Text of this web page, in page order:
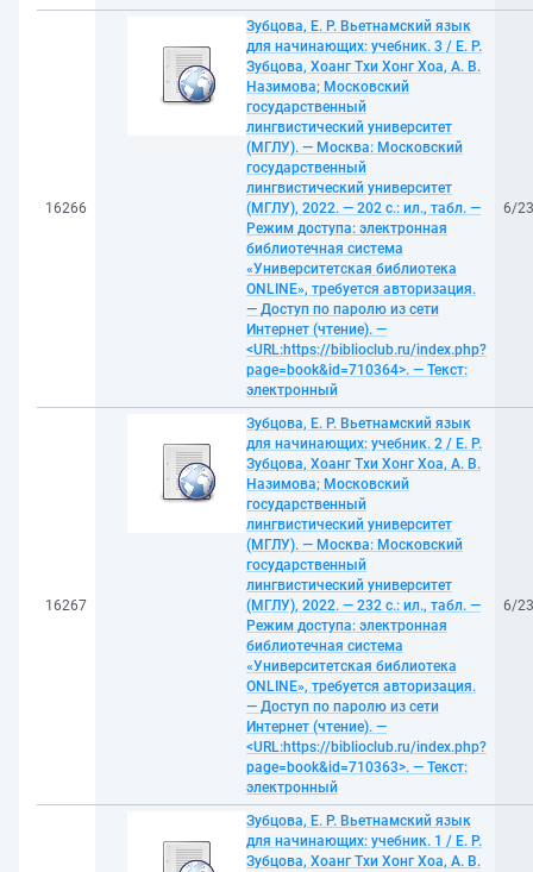
16266
Зубцова, Е. Р. Вьетнамский язык
для начинающих: учебник. 3 / Е. Р.
Зубцова, Хоанг Тхи Хонг Хоа, А. В.
Назимова; Московский
государственный
лингвистический университет
(МГЛУ). — Москва: Московский
государственный
лингвистический университет
(МГЛУ), 2022. — 202 с.: ил., табл. —
Режим доступа: электронная
библиотечная система
«Университетская библиотека
ONLINE», требуется авторизация.
— Доступ по паролю из сети
Интернет (чтение). —
<URL:https://biblioclub.ru/index.php?
page=book&id=710364>. — Текст:
электронный
6/
16267
Зубцова, Е. Р. Вьетнамский язык
для начинающих: учебник. 2 / Е. Р.
Зубцова, Хоанг Тхи Хонг Хоа, А. В.
Назимова; Московский
государственный
лингвистический университет
(МГЛУ). — Москва: Московский
государственный
лингвистический университет
(МГЛУ), 2022. — 232 с.: ил., табл. —
Режим доступа: электронная
библиотечная система
«Университетская библиотека
ONLINE», требуется авторизация.
— Доступ по паролю из сети
Интернет (чтение). —
<URL:https://biblioclub.ru/index.php?
page=book&id=710363>. — Текст:
электронный
6/
Зубцова, Е. Р. Вьетнамский язык
для начинающих: учебник. 1 / Е. Р.
Зубцова, Хоанг Тхи Хонг Хоа, А. В.